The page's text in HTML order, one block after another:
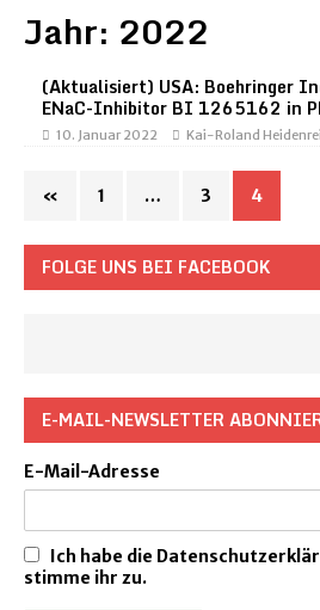
Jahr: 2022
(Aktualisiert) USA: Boehringer
ENaC-Inhibitor BI 1265162 in
10. Januar 2022 Kai-Roland
« 1 … 3 4
FOLGE UNS BEI FACEBOOK
E-MAIL-NEWSLETTER
E-Mail-Adresse
Ich habe die
stimme ihr zu.